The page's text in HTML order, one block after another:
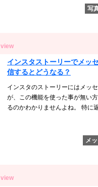
写
view
インスタストーリーでメッ
信するとどうなる？
インスタのストーリーにはメッ
が、この機能を使った事が無い
るのかわかりませんよね。 特に
メ
view